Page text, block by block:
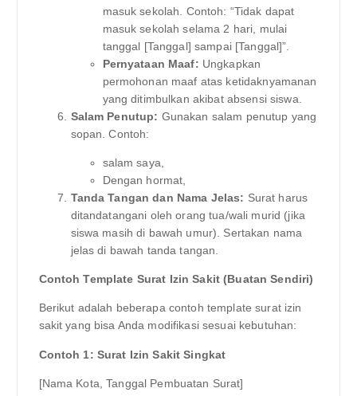
masuk sekolah. Contoh: “Tidak dapat
masuk sekolah selama 2 hari, mulai
tanggal [Tanggal] sampai [Tanggal]”.
Pernyataan Maaf: Ungkapkan
permohonan maaf atas ketidaknyamanan
yang ditimbulkan akibat absensi siswa.
Salam Penutup: Gunakan salam penutup yang
sopan. Contoh:
salam saya,
Dengan hormat,
Tanda Tangan dan Nama Jelas: Surat harus
ditandatangani oleh orang tua/wali murid (jika
siswa masih di bawah umur). Sertakan nama
jelas di bawah tanda tangan.
Contoh Template Surat Izin Sakit (Buatan Sendiri)
Berikut adalah beberapa contoh template surat izin
sakit yang bisa Anda modifikasi sesuai kebutuhan:
Contoh 1: Surat Izin Sakit Singkat
[Nama Kota, Tanggal Pembuatan Surat]